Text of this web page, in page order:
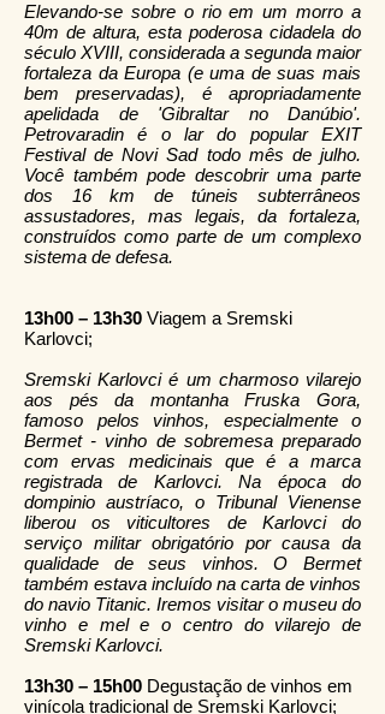
Elevando-se sobre o rio em um morro a
40m de altura, esta poderosa cidadela do
século XVIII, considerada a segunda maior
fortaleza da Europa (e uma de suas mais
bem preservadas), é apropriadamente
apelidada de 'Gibraltar no Danúbio'.
Petrovaradin é o lar do popular EXIT
Festival de Novi Sad todo mês de julho.
Você também pode descobrir uma parte
dos 16 km de túneis subterrâneos
assustadores, mas legais, da fortaleza,
construídos como parte de um complexo
sistema de defesa.
13h00 – 13h30 Viagem a Sremski
Karlovci;
Sremski Karlovci é um charmoso vilarejo
aos pés da montanha Fruska Gora,
famoso pelos vinhos, especialmente o
Bermet - vinho de sobremesa preparado
com ervas medicinais que é a marca
registrada de Karlovci. Na época do
dompinio austríaco, o Tribunal Vienense
liberou os viticultores de Karlovci do
serviço militar obrigatório por causa da
qualidade de seus vinhos. O Bermet
também estava incluído na carta de vinhos
do navio Titanic. Iremos visitar o museu do
vinho e mel e o centro do vilarejo de
Sremski Karlovci.
13h30 – 15h00 Degustação de vinhos em
vinícola tradicional de Sremski Karlovci;